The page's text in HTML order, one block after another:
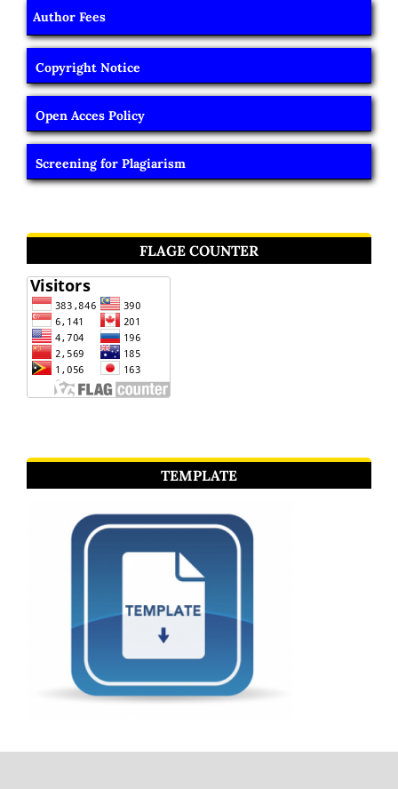
Author Fees
Copyright Notice
Open Acces Policy
Screening for Plagiarism
FLAGE COUNTER
TEMPLATE